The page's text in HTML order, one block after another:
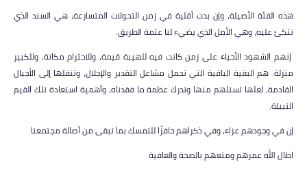
هذه الفئة الأصيلة، وإن بدت أقلية في زمن التحولات المتسارعة، هي السند الذي
نتكئ عليه، وهي الأمل الذي يضيء لنا عتمة الطريق.
إنهم الشهود الأحياء على زمن كانت فيه للهيبة قيمة، وللاحترام مكانة، وللكبير
منزلة. هم البقية الباقية التي تحمل مشاعل التقدير والإجلال، وتنقلها إلى الأجيال
القادمة، لعلها تستلهم منها وتدرك عظمة ما فقدناه، وأهمية استعادة تلك القيم
النبيلة.
إن في وجودهم عزاء، وفي ذكراهم حافزًا للتمسك بما تبقى من أصالة مجتمعنا.
اطال الله عمرهم ومتعهم بالصحة والعافية